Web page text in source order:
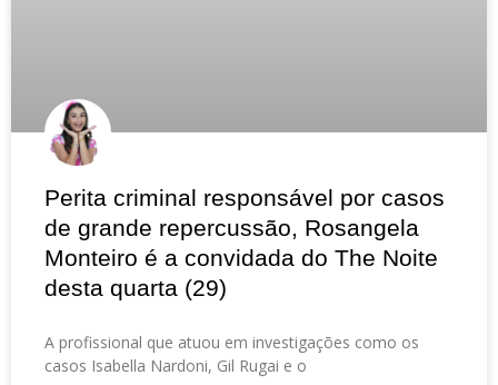
Perita criminal responsável por casos
de grande repercussão, Rosangela
Monteiro é a convidada do The Noite
desta quarta (29)
A profissional que atuou em investigações como os
casos Isabella Nardoni, Gil Rugai e o